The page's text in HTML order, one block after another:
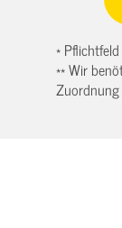
* Pflichtfeld
** Wir